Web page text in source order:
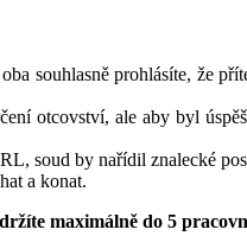
souhlasně prohlásíte, že
otcovství, ale aby byl
soud by nařídil znalecké
a konat.
maximálně do 5